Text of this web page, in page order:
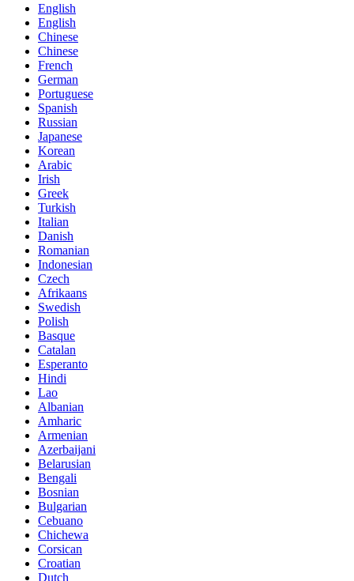
English
English
Chinese
Chinese
French
German
Portuguese
Spanish
Russian
Japanese
Korean
Arabic
Irish
Greek
Turkish
Italian
Danish
Romanian
Indonesian
Czech
Afrikaans
Swedish
Polish
Basque
Catalan
Esperanto
Hindi
Lao
Albanian
Amharic
Armenian
Azerbaijani
Belarusian
Bengali
Bosnian
Bulgarian
Cebuano
Chichewa
Corsican
Croatian
Dutch